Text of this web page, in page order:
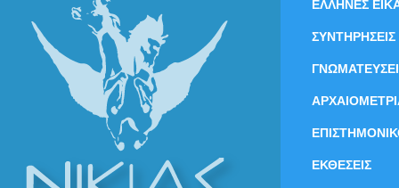
ΕΛΛΗΝΕΣ
ΣΥΝΤΗΡΗΣΕΙΣ
ΕΚΘΕΣΕΙΣ